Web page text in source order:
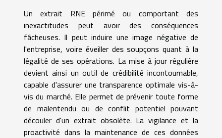
Un extrait RNE périmé ou comportant des
inexactitudes peut avoir des conséquences
fâcheuses. Il peut induire une image négative de
l'entreprise, voire éveiller des soupçons quant à la
légalité de ses opérations. La mise à jour régulière
devient ainsi un outil de crédibilité incontournable,
capable d'assurer une transparence optimale vis-à-
vis du marché. Elle permet de prévenir toute forme
de malentendu ou de conflit potentiel pouvant
découler d'un extrait obsolète. La vigilance et la
proactivité dans la maintenance de ces données